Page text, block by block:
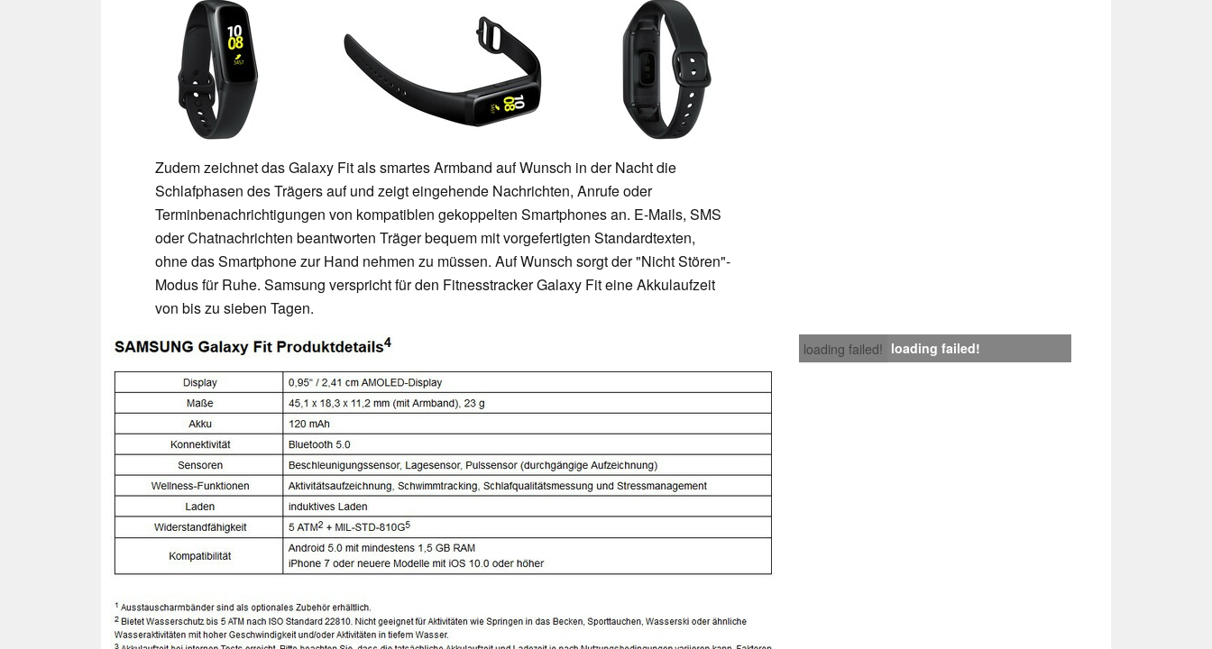
Zudem zeichnet das Galaxy Fit als smartes Armband auf Wunsch in der Nacht die
Schlafphasen des Trägers auf und zeigt eingehende Nachrichten, Anrufe oder
Terminbenachrichtigungen von kompatiblen gekoppelten Smartphones an. E-Mails, SMS
oder Chatnachrichten beantworten Träger bequem mit vorgefertigten Standardtexten,
ohne das Smartphone zur Hand nehmen zu müssen. Auf Wunsch sorgt der "Nicht Stören"-
Modus für Ruhe. Samsung verspricht für den Fitnesstracker Galaxy Fit eine Akkulaufzeit
von bis zu sieben Tagen.
loading failed! loading failed!